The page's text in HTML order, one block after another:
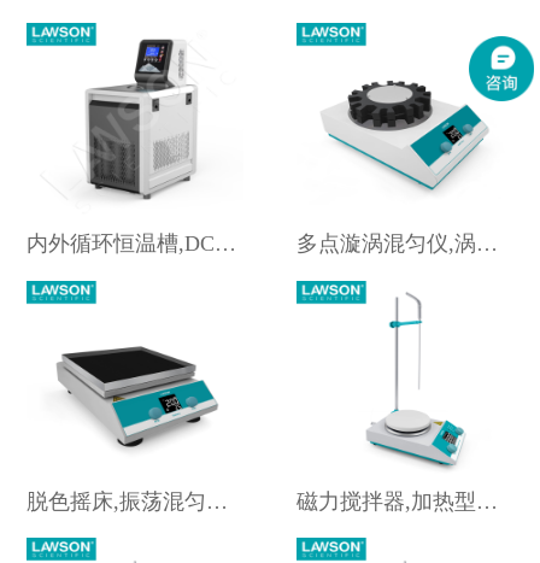
内外循环恒温槽,DC-0510N 多点漩涡混匀仪,涡旋混匀仪,DMR-M200,Multi Reax
脱色摇床,振荡混匀摇床,LDS-260 磁力搅拌器,加热型磁力搅拌器,DMS-400